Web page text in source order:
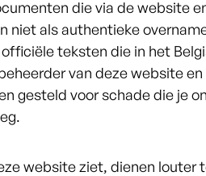
die via de website
niet als authentieke
teksten die in het
van deze website
gesteld voor schade die je
website ziet, dienen